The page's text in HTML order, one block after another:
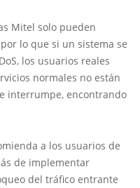
Mitel solo pueden
lo que si un sistema se
los usuarios reales
normales no están
interrumpe, encontrando
a los usuarios de
de implementar
del tráfico entrante